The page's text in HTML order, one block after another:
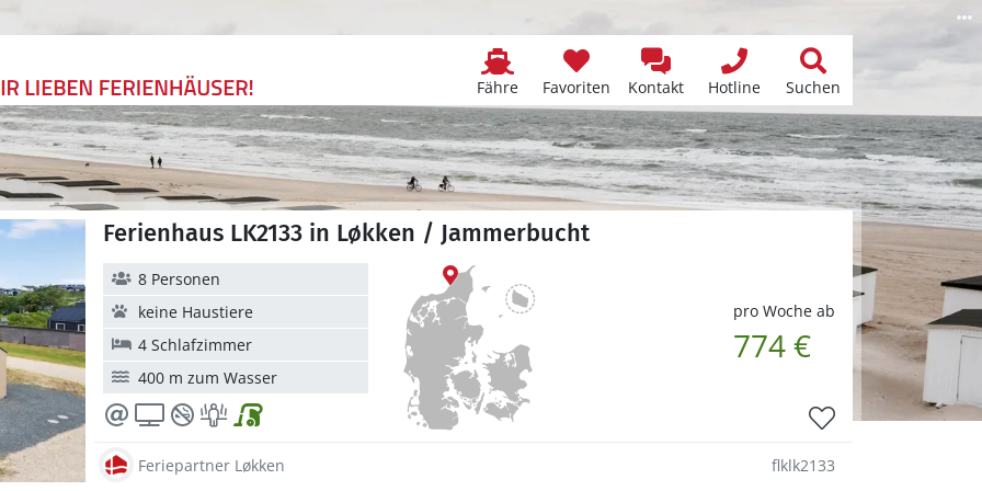
Fähre Favoriten Kontakt Hotline Suchen
Ferienhaus LK2133 in Løkken / Jammerbucht
pro Woche ab
774 €
8 Personen
keine Haustiere
4 Schlafzimmer
400 m zum Wasser
Feriepartner Løkken flklk2133